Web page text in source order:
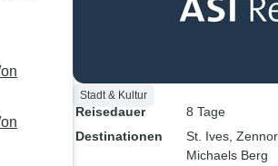
Stadt & Kultur
Reisedauer
8 Tage
Destinationen
St. Ives , Zennor
Michaels Berg